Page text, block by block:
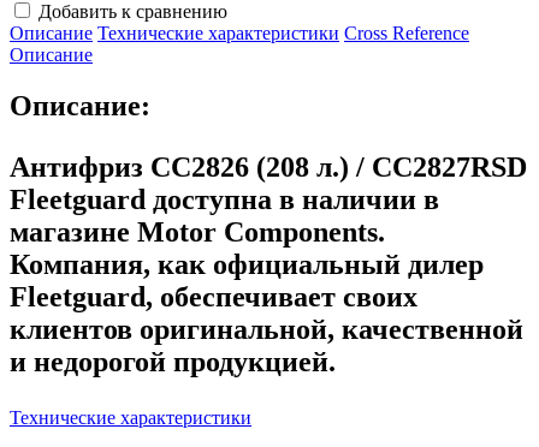
Добавить к сравнению
Описание Технические характеристики Сross Reference
Описание
Описание:
Антифриз CC2826 (208 л.) / CC2827RSD
Fleetguard доступна в наличии в
магазине Motor Components.
Компания, как официальный дилер
Fleetguard, обеспечивает своих
клиентов оригинальной, качественной
и недорогой продукцией.
Технические характеристики